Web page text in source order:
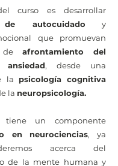
curso es desarrollar
de autocuidado y
que promuevan
de afrontamiento del
, desde una
la psicología cognitiva
la neuropsicología.
tiene un componente
en neurociencias, ya
acerca del
de la mente humana y